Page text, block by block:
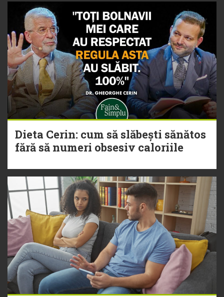
Dieta Cerin: cum să slăbești sănătos
fără să numeri obsesiv caloriile